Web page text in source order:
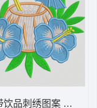
-DST格
饮品刺绣图案 热带